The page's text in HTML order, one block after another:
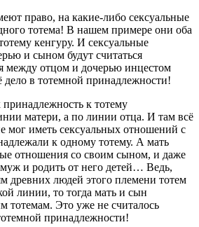
право, на какие-либо сексуальные
тотема! В нашем примере они оба
кенгуру. И сексуальные
и сыном будут считаться
между отцом и дочерью инцестом
дело в тотемной принадлежности!
к тотему
матери, а по линии отца. И там всё
мог иметь сексуальных отношений с
к одному тотему. А мать
отношения со своим сыном, и даже
и родить от него детей… Ведь,
древних людей этого племени тотем
линии, то тогда мать и сын
тотемам. Это уже не считалось
принадлежности!